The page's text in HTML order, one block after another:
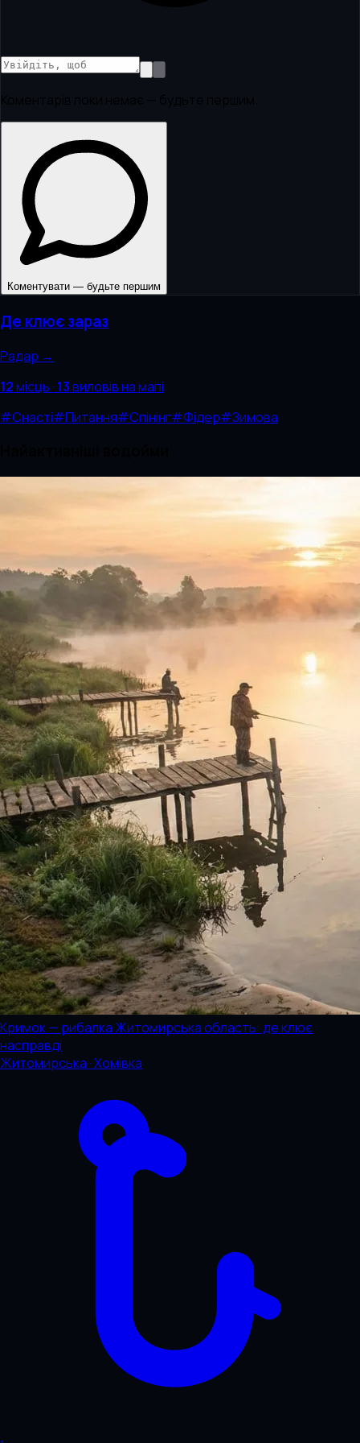
Коментувати — будьте першим
Де клює зараз
Радар →
12місць · 13виловівна мапі
#Снасті#Питання#Спінінг#Фідер#Зимова
Кримок — рибалка Житомирська область: де клює
насправді
Житомирська · Хомівка